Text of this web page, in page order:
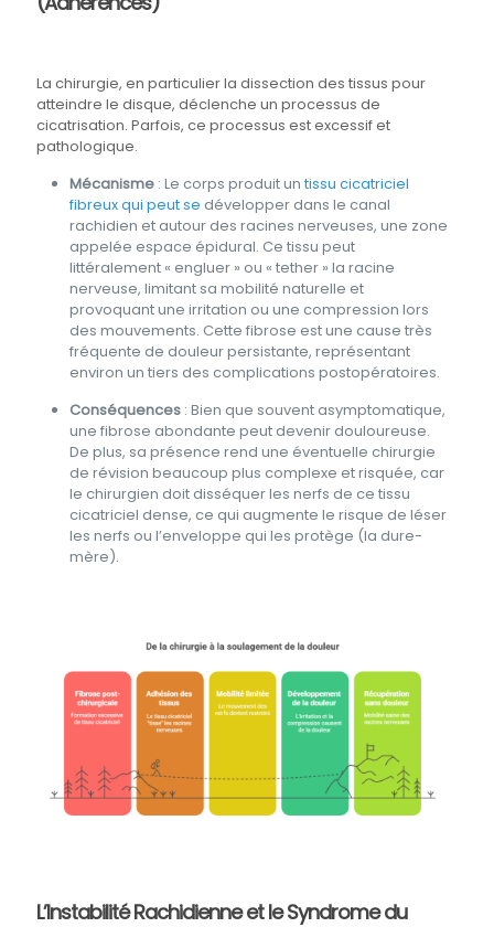
La chirurgie, en particulier la dissection des tissus pour
atteindre le disque, déclenche un processus de
cicatrisation. Parfois, ce processus est excessif et
pathologique.
Mécanisme : Le corps produit untissu cicatriciel
fibreux qui peut se développer dans le canal
rachidien et autour des racines nerveuses, une zone
appelée espace épidural. Ce tissu peut
littéralement « engluer » ou « tether » la racine
nerveuse, limitant sa mobilité naturelle et
provoquant une irritation ou une compression lors
des mouvements. Cette fibrose est une cause très
fréquente de douleur persistante, représentant
environ un tiers des complications postopératoires.
Conséquences : Bien que souvent asymptomatique,
une fibrose abondante peut devenir douloureuse.
De plus, sa présence rend une éventuelle chirurgie
de révision beaucoup plus complexe et risquée, car
le chirurgien doit disséquer les nerfs de ce tissu
cicatriciel dense, ce qui augmente le risque de léser
les nerfs ou l’enveloppe qui les protège (la dure-
mère).
L’Instabilité Rachidienne et le Syndrome du